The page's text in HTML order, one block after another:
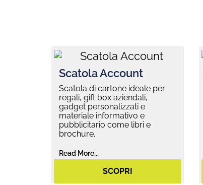
Scatola Account
Scatola di cartone ideale per
regali, gift box aziendali,
gadget personalizzati e
materiale informativo e
pubblicitario come libri e
brochure.
Read More...
SCOPRI